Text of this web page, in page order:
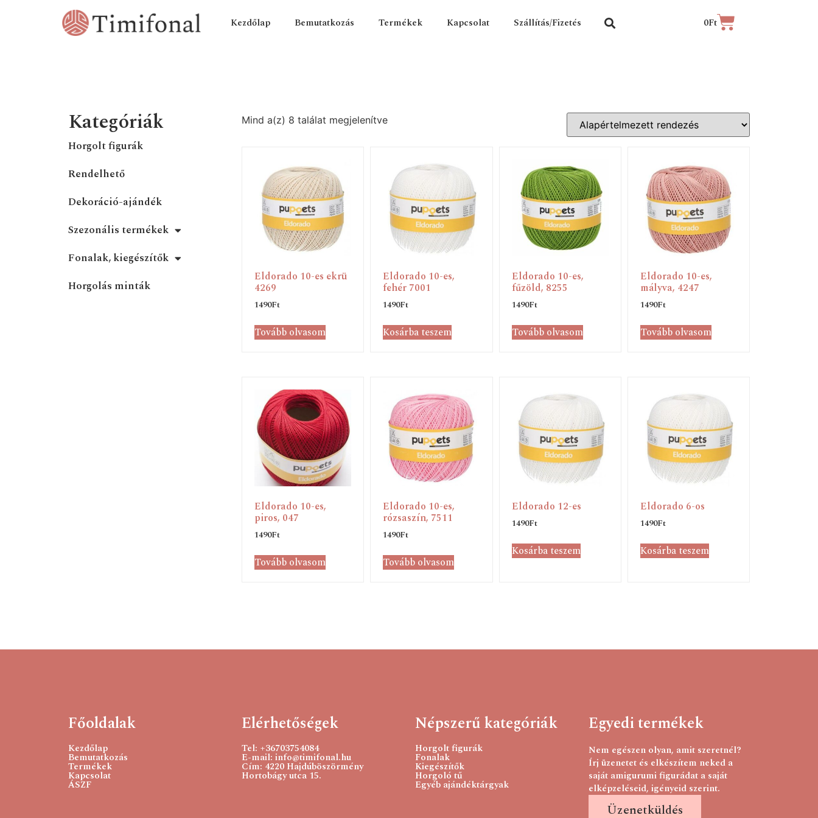
Kezdőlap Bemutatkozás Termékek Kapcsolat Szállítás/Fizetés 0Ft
Kategóriák
Horgolt figurák
Rendelhető
Dekoráció-ajándék
Szezonális termékek
Fonalak, kiegészítők
Horgolás minták
Mind a(z) 8 találat megjelenítve
Eldorado 10-es ekrü
4269
1490Ft
Tovább olvasom
Eldorado 10-es,
fehér 7001
1490Ft
Kosárba teszem
Eldorado 10-es,
fűzöld, 8255
1490Ft
Tovább olvasom
Eldorado 10-es,
mályva, 4247
1490Ft
Tovább olvasom
Eldorado 10-es,
piros, 047
1490Ft
Tovább olvasom
Eldorado 10-es,
rózsaszín, 7511
1490Ft
Tovább olvasom
Eldorado 12-es
1490Ft
Kosárba teszem
Eldorado 6-os
1490Ft
Kosárba teszem
Főoldalak
Kezdőlap
Bemutatkozás
Termékek
Kapcsolat
ÁSZF
Elérhetőségek
Tel: +36703754084
E-mail: info@timifonal.hu
Cím: 4220 Hajdúböszörmény
Hortobágy utca 15.
Népszerű kategóriák
Horgolt figurák
Fonalak
Kiegészítők
Horgoló tű
Egyéb ajándéktárgyak
Egyedi termékek
Nem egészen olyan, amit szeretnél?
Írj üzenetet és elkészítem neked a
saját amigurumi figurádat a saját
elképzeléseid, igényeid szerint.
Üzenetküldés